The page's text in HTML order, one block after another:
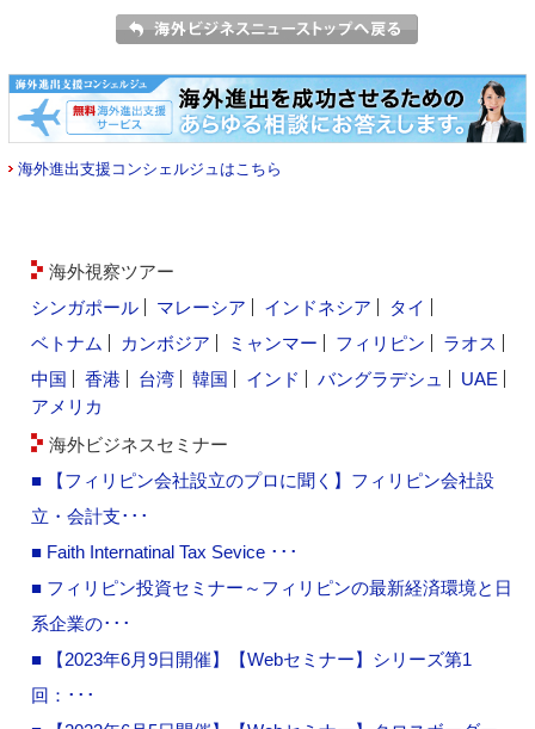
海外進出支援コンシェルジュはこちら
海外視察ツアー
シンガポール
マレーシア インドネシア
タイ
ベトナム
カンボジア ミャンマー フィリピン
ラオス
中国
香港 台湾 韓国 インド バングラデシュ
UAE
アメリカ
海外ビジネスセミナー
■ 【フィリピン会社設立のプロに聞く】フィリピン会社設
立・会計支･･･
■ Faith Internatinal Tax Sevice ･･･
■ フィリピン投資セミナー～フィリピンの最新経済環境と日
系企業の･･･
■ 【2023年6月9日開催】【Webセミナー】シリーズ第1
回：･･･